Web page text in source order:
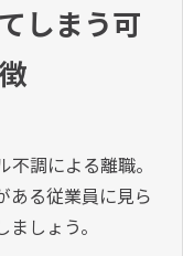
しまう可
調による離職。
ある従業員に見ら
しょう。